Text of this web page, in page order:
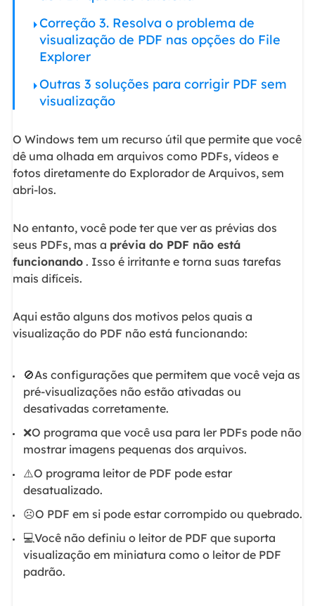
Correção 3. Resolva o problema de
visualização de PDF nas opções do File
Explorer
Outras 3 soluções para corrigir PDF sem
visualização
O Windows tem um recurso útil que permite que você
dê uma olhada em arquivos como PDFs, vídeos e
fotos diretamente do Explorador de Arquivos, sem
abri-los.
No entanto, você pode ter que ver as prévias dos
seus PDFs, mas a prévia do PDF não está
funcionando. Isso é irritante e torna suas tarefas
mais difíceis.
Aqui estão alguns dos motivos pelos quais a
visualização do PDF não está funcionando:
🚫As configurações que permitem que você veja as
pré-visualizações não estão ativadas ou
desativadas corretamente.
❌O programa que você usa para ler PDFs pode não
mostrar imagens pequenas dos arquivos.
⚠️O programa leitor de PDF pode estar
desatualizado.
☹️O PDF em si pode estar corrompido ou quebrado.
💻Você não definiu o leitor de PDF que suporta
visualização em miniatura como o leitor de PDF
padrão.